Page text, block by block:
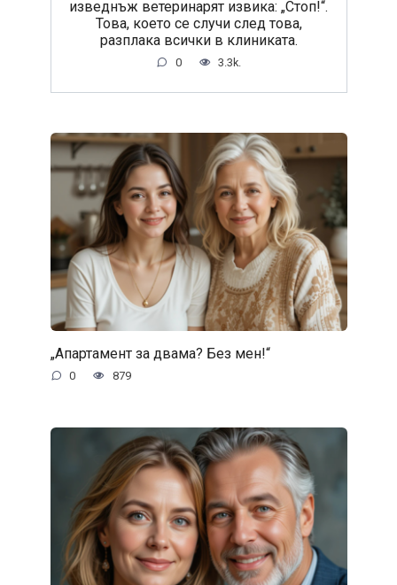
изведнъж ветеринарят извика: „Стоп!“.
Това, което се случи след това,
разплака всички в клиниката.
0 3.3k.
„Апартамент за двама? Без мен!“
0 879